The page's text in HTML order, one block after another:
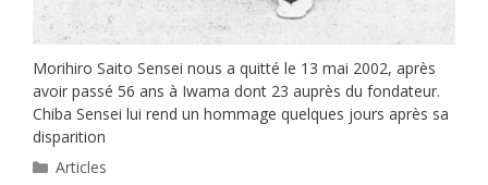
Morihiro Saito Sensei nous a quitté le 13 mai 2002, après
avoir passé 56 ans à Iwama dont 23 auprès du fondateur.
Chiba Sensei lui rend un hommage quelques jours après sa
disparition
Catégories
Articles